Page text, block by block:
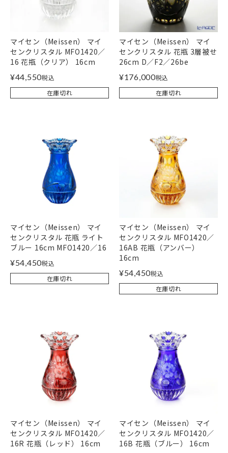
マイセン（Meissen） マイ
センクリスタル MFO1420／
16 花瓶（クリア） 16cm
¥44,550税込
在庫切れ
マイセン（Meissen） マイ
センクリスタル 花瓶 3層被せ
26cm D／F2／26be
¥176,000税込
在庫切れ
マイセン（Meissen） マイ
センクリスタル 花瓶 ライト
ブルー 16cm MFO1420／16
¥54,450税込
在庫切れ
マイセン（Meissen） マイ
センクリスタル MFO1420／
16AB 花瓶（アンバー）
16cm
¥54,450税込
在庫切れ
マイセン（Meissen） マイ
センクリスタル MFO1420／
16R 花瓶（レッド） 16cm
マイセン（Meissen） マイ
センクリスタル MFO1420／
16B 花瓶（ブルー） 16cm